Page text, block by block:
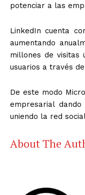
potenciar a las
LinkedIn cuenta
aumentando
millones de visitas
usuarios a través
De este modo
empresarial
uniendo la red
About The